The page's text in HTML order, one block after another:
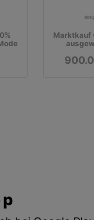
Marktkauf